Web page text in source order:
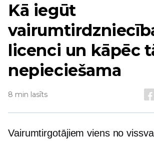
Kā iegūt
licenci un kāpēc
nepieciešama
8 min lasīts
Vairumtirgotājiem viens no